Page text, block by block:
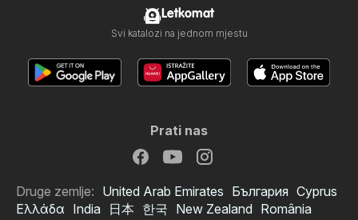
Letkomat
Svi katalozi na jednom mjestu
Prati nas
Druge zemlje: United Arab Emirates България Cyprus
Ελλάδα India 日本 한국 New Zealand România